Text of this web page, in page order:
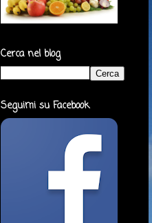
Cerca nel blog
Seguimi su Facebook